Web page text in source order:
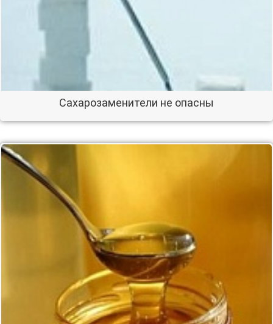
Сахарозаменители не опасны